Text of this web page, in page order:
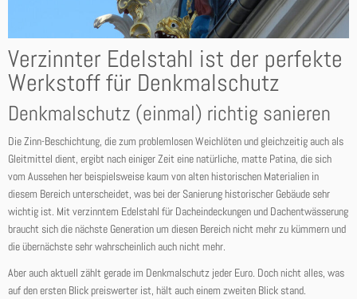
Verzinnter Edelstahl ist der perfekte
Werkstoff für Denkmalschutz
Denkmalschutz (einmal) richtig sanieren
Die Zinn-Beschichtung, die zum problemlosen Weichlöten und gleichzeitig auch als
Gleitmittel dient, ergibt nach einiger Zeit eine natürliche, matte Patina, die sich
vom Aussehen her beispielsweise kaum von alten historischen Materialien in
diesem Bereich unterscheidet, was bei der Sanierung historischer Gebäude sehr
wichtig ist. Mit verzinntem Edelstahl für Dacheindeckungen und Dachentwässerung
braucht sich die nächste Generation um diesen Bereich nicht mehr zu kümmern und
die übernächste sehr wahrscheinlich auch nicht mehr.
Aber auch aktuell zählt gerade im Denkmalschutz jeder Euro. Doch nicht alles, was
auf den ersten Blick preiswerter ist, hält auch einem zweiten Blick stand.